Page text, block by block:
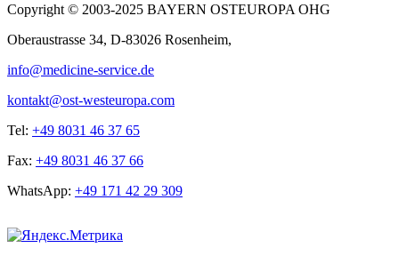
Copyright © 2003-2025 BAYERN OSTEUROPA OHG
Oberaustrasse 34, D-83026 Rosenheim,
info@medicine-service.de
kontakt@ost-westeuropa.com
Tel: +49 8031 46 37 65
Fax: +49 8031 46 37 66
WhatsApp: +49 171 42 29 309